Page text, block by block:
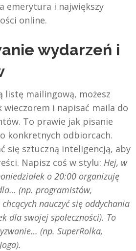
emerytura i największy
online.
wydarzeń i
listę mailingową, możesz
wieczorem i napisać maila do
To prawie jak pisanie
konkretnych odbiorcach.
się sztuczną inteligencją, aby
Napisz coś w stylu: Hej, w
o 20:00 organizuję
(np. programistów,
nauczyć się oddychania
dla swojej społeczności). To
(np. SuperRolka,